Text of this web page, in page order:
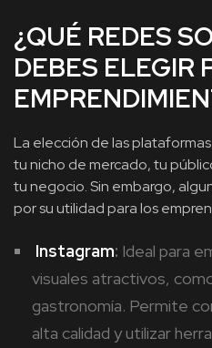
¿QUÉ REDES
DEBES ELEGIR
La elección de las
tu nicho de mercado, tu
tu negocio. Sin embargo,
por su utilidad para los
Instagram: Ideal para
visuales atractivos,
gastronomía. Permite
alta calidad y utilizar